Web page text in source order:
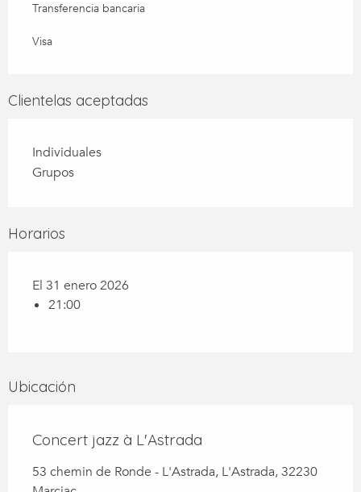
Transferencia bancaria
Visa
Clientelas aceptadas
Individuales
Grupos
Horarios
El 31 enero 2026
21:00
Ubicación
Concert jazz à L'Astrada
53 chemin de Ronde - L'Astrada, L'Astrada, 32230